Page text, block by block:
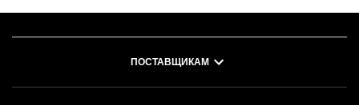
ПОСТАВЩИКАМ